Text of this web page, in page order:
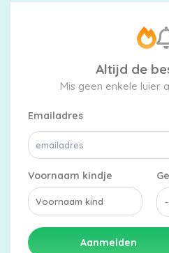
Altijd de
Mis geen enkele luier
Emailadres
Voornaam kindje
Aanmelden